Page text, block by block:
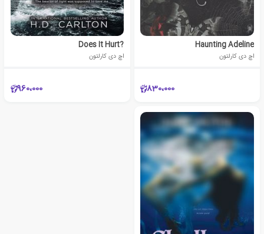
Haunting Adeline
اچ دی کارلتون
830،000
?Does It Hurt
اچ دی کارلتون
960،000